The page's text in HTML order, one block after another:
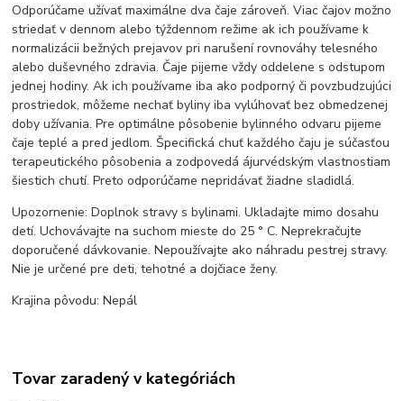
Odporúčame užívať maximálne dva čaje zároveň. Viac čajov možno
striedať v dennom alebo týždennom režime ak ich používame k
normalizácii bežných prejavov pri narušení rovnováhy telesného
alebo duševného zdravia. Čaje pijeme vždy oddelene s odstupom
jednej hodiny. Ak ich používame iba ako podporný či povzbudzujúci
prostriedok, môžeme nechať byliny iba vylúhovať bez obmedzenej
doby užívania. Pre optimálne pôsobenie bylinného odvaru pijeme
čaje teplé a pred jedlom. Špecifická chuť každého čaju je súčasťou
terapeutického pôsobenia a zodpovedá ájurvédským vlastnostiam
šiestich chutí. Preto odporúčame nepridávať žiadne sladidlá.
Upozornenie: Doplnok stravy s bylinami. Ukladajte mimo dosahu
detí. Uchovávajte na suchom mieste do 25 ° C. Neprekračujte
doporučené dávkovanie. Nepoužívajte ako náhradu pestrej stravy.
Nie je určené pre deti, tehotné a dojčiace ženy.
Krajina pôvodu: Nepál
Tovar zaradený v kategóriách